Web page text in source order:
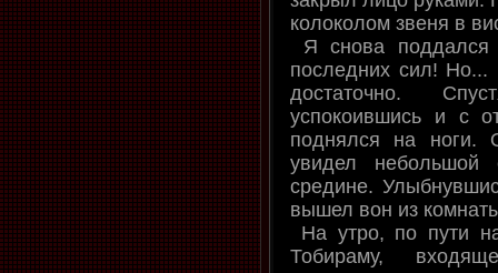
колоколом звеня в
Я снова поддался
последних сил!
достаточно.
успокоившись и с
поднялся на ноги.
увидел небольшой
средине.
вышел вон из
На утро, по пути
Тобираму,